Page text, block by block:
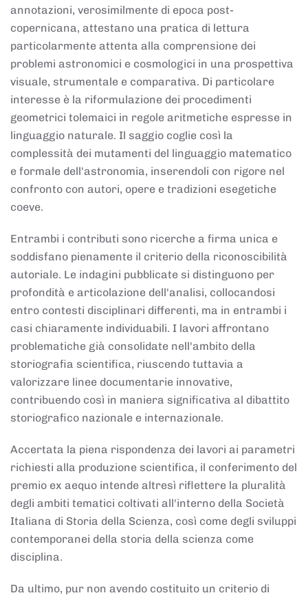
annotazioni, verosimilmente di epoca post-
copernicana, attestano una pratica di lettura
particolarmente attenta alla comprensione dei
problemi astronomici e cosmologici in una prospettiva
visuale, strumentale e comparativa. Di particolare
interesse è la riformulazione dei procedimenti
geometrici tolemaici in regole aritmetiche espresse in
linguaggio naturale. Il saggio coglie così la
complessità dei mutamenti del linguaggio matematico
e formale dell'astronomia, inserendoli con rigore nel
confronto con autori, opere e tradizioni esegetiche
coeve.
Entrambi i contributi sono ricerche a firma unica e
soddisfano pienamente il criterio della riconoscibilità
autoriale. Le indagini pubblicate si distinguono per
profondità e articolazione dell'analisi, collocandosi
entro contesti disciplinari differenti, ma in entrambi i
casi chiaramente individuabili. I lavori affrontano
problematiche già consolidate nell'ambito della
storiografia scientifica, riuscendo tuttavia a
valorizzare linee documentarie innovative,
contribuendo così in maniera significativa al dibattito
storiografico nazionale e internazionale.
Accertata la piena rispondenza dei lavori ai parametri
richiesti alla produzione scientifica, il conferimento del
premio ex aequo intende altresì riflettere la pluralità
degli ambiti tematici coltivati all'interno della Società
Italiana di Storia della Scienza, così come degli sviluppi
contemporanei della storia della scienza come
disciplina.
Da ultimo, pur non avendo costituito un criterio di